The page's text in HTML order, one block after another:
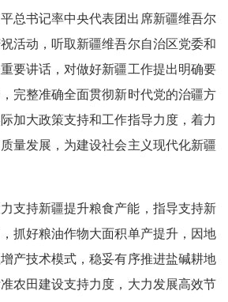
总书记率中央代表团出席新疆维吾尔
活动，听取新疆维吾尔自治区党委和
要讲话，对做好新疆工作提出明确要
完整准确全面贯彻新时代党的治疆方
加大政策支持和工作指导力度，着力
量发展，为建设社会主义现代化新疆
支持新疆提升粮食产能，指导支持新
抓好粮油作物大面积单产提升，因地
产技术模式，稳妥有序推进盐碱耕地
农田建设支持力度，大力发展高效节